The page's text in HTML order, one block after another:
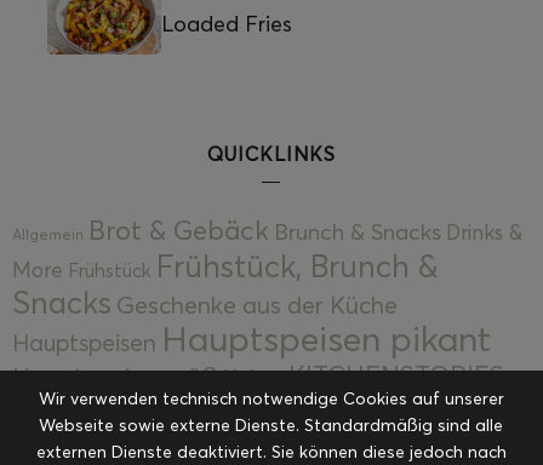
Loaded Fries
QUICKLINKS
Allgemein Brot & Gebäck Brunch & Snacks Drinks &
More Frühstück Frühstück, Brunch &
Snacks Geschenke aus der Küche
Hauptspeisen Hauptspeisen pikant
Hauptspeisen süßKekseKITCHENSTORIES
Kuchen, Torten & Desserts Kuchen und
Desserts Kulinarik Kulinarische Mitbringsel &
Wir verwenden technisch notwendige Cookies auf unserer
Webseite sowie externe Dienste. Standardmäßig sind alle
externen Dienste deaktiviert. Sie können diese jedoch nach